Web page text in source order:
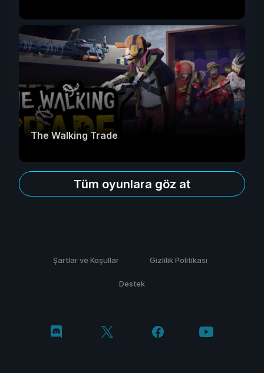
The Walking Trade
Tüm oyunlara göz at
Şartlar ve Koşullar Gizlilik Politikası
Destek